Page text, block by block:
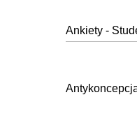
Ankiety -